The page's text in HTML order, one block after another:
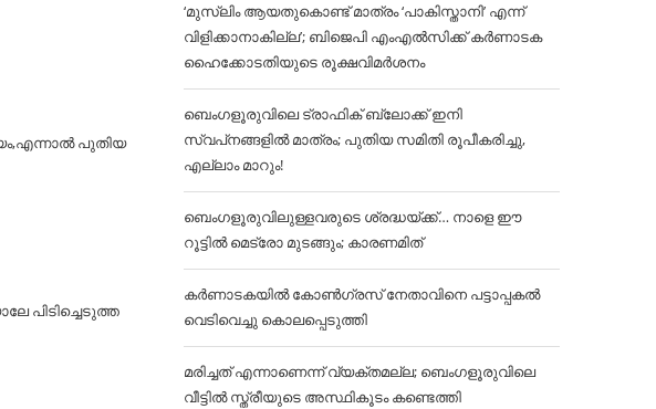
പുതിയ
പിടിച്ചെടുത്ത
‘മുസ്‌ലിം ആയതുകൊണ്ട് മാത്രം ‘പാകിസ്താനി’ എന്ന്
വിളിക്കാനാകില്ല’; ബിജെപി എംഎല്‍സിക്ക് കര്‍ണാടക
ഹൈക്കോടതിയുടെ രൂക്ഷവിമര്‍ശനം
ബെംഗളൂരുവിലെ ട്രാഫിക് ബ്ലോക്ക് ഇനി
സ്വപ്‌നങ്ങളില്‍ മാത്രം; പുതിയ സമിതി രൂപീകരിച്ചു,
എല്ലാം മാറും!
ബെംഗളൂരുവിലുള്ളവരുടെ ശ്രദ്ധയ്ക്ക്… നാളെ ഈ
റൂട്ടില്‍ മെട്രോ മുടങ്ങും; കാരണമിത്
കര്‍ണാടകയില്‍ കോണ്‍ഗ്രസ് നേതാവിനെ പട്ടാപ്പകല്‍
വെടിവെച്ചു കൊലപ്പെടുത്തി
മരിച്ചത് എന്നാണെന്ന് വ്യക്തമല്ല; ബെംഗളൂരുവിലെ
വീട്ടില്‍ സ്ത്രീയുടെ അസ്ഥികൂടം കണ്ടെത്തി